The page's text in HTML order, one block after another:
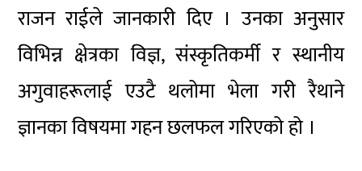
राजन राईले जानकारी दिए । उनका अनुसार
विभिन्न क्षेत्रका विज्ञ, संस्कृतिकर्मी र स्थानीय
अगुवाहरूलाई एउटै थलोमा भेला गरी रैथाने
ज्ञानका विषयमा गहन छलफल गरिएको हो ।